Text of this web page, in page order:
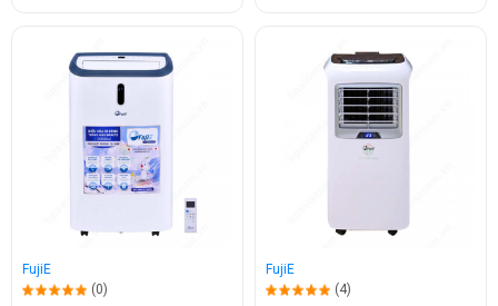
FujiE
(0)
FujiE
(4)